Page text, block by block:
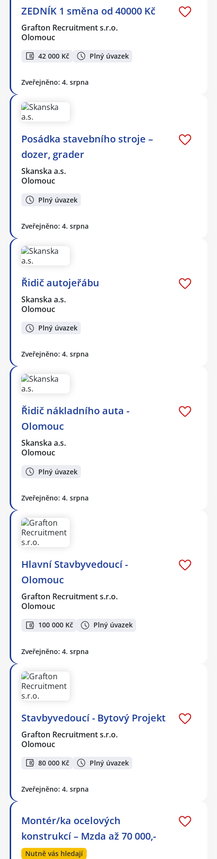
ZEDNÍK 1 směna od 40000 Kč
Grafton Recruitment s.r.o.
Olomouc
42 000 Kč Plný úvazek
Zveřejněno: 4. srpna
Posádka stavebního stroje –
dozer, grader
Skanska a.s.
Olomouc
Plný úvazek
Zveřejněno: 4. srpna
Řidič autojeřábu
Skanska a.s.
Olomouc
Plný úvazek
Zveřejněno: 4. srpna
Řidič nákladního auta -
Olomouc
Skanska a.s.
Olomouc
Plný úvazek
Zveřejněno: 4. srpna
Hlavní Stavbyvedoucí -
Olomouc
Grafton Recruitment s.r.o.
Olomouc
100 000 Kč Plný úvazek
Zveřejněno: 4. srpna
Stavbyvedoucí - Bytový Projekt
Grafton Recruitment s.r.o.
Olomouc
80 000 Kč Plný úvazek
Zveřejněno: 4. srpna
Montér/ka ocelových
konstrukcí – Mzda až 70 000,-
Nutně vás hledají